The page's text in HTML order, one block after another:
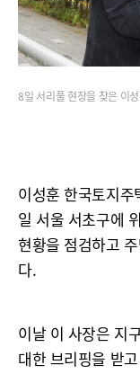
8일 서리풀 현장을 찾은 이
이성훈 한국토지
일 서울 서초구에
현황을 점검하고
다.
이날 이 사장은 지
대한 브리핑을 받